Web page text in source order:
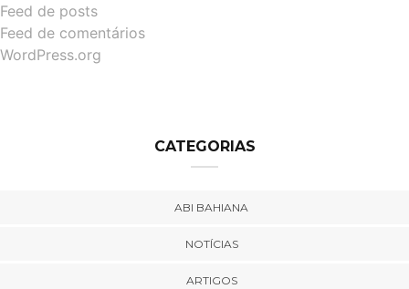
Feed de posts
Feed de comentários
WordPress.org
CATEGORIAS
ABI BAHIANA
NOTÍCIAS
ARTIGOS